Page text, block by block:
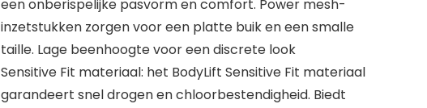
een onberispelijke pasvorm en comfort. Power mesh-
inzetstukken zorgen voor een platte buik en een smalle
taille. Lage beenhoogte voor een discrete look
Sensitive Fit materiaal: het BodyLift Sensitive Fit materiaal
garandeert snel drogen en chloorbestendigheid. Biedt